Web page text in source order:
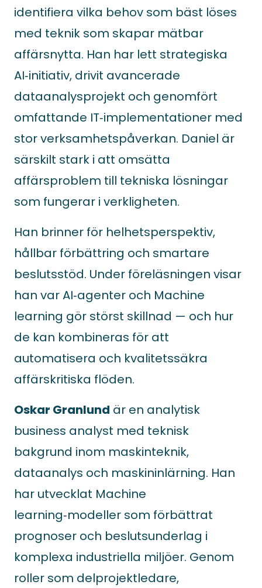
identifiera vilka behov som bäst löses
med teknik som skapar mätbar
affärsnytta. Han har lett strategiska
AI‑initiativ, drivit avancerade
dataanalysprojekt och genomfört
omfattande IT‑implementationer med
stor verksamhetspåverkan. Daniel är
särskilt stark i att omsätta
affärsproblem till tekniska lösningar
som fungerar i verkligheten.
Han brinner för helhetsperspektiv,
hållbar förbättring och smartare
beslutsstöd. Under föreläsningen visar
han var AI‑agenter och Machine
learning gör störst skillnad — och hur
de kan kombineras för att
automatisera och kvalitetssäkra
affärskritiska flöden.
Oskar Granlund är en analytisk
business analyst med teknisk
bakgrund inom maskinteknik,
dataanalys och maskininlärning. Han
har utvecklat Machine
learning‑modeller som förbättrat
prognoser och beslutsunderlag i
komplexa industriella miljöer. Genom
roller som delprojektledare,